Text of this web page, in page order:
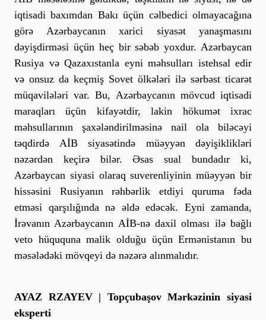
iqtisadi baxımdan Bakı üçün cəlbedici olmayacağına
görə Azərbaycanın xarici siyasət yanaşmasını
dəyişdirməsi üçün heç bir səbəb yoxdur. Azərbaycan
Rusiya və Qazaxıstanla eyni məhsulları istehsal edir
və onsuz da keçmiş Sovet ölkələri ilə sərbəst ticarət
müqavilələri var. Bu, Azərbaycanın mövcud iqtisadi
maraqları üçün kifayətdir, lakin hökumət ixrac
məhsullarının şaxələndirilməsinə nail ola biləcəyi
təqdirdə AİB siyasətində müəyyən dəyişiklikləri
nəzərdən keçirə bilər. Əsas sual bundadır ki,
Azərbaycan siyasi olaraq suverenliyinin müəyyən bir
hissəsini Rusiyanın rəhbərlik etdiyi quruma fəda
etməsi qarşılığında nə əldə edəcək. Eyni zamanda,
İrəvanın Azərbaycanın AİB-nə daxil olması ilə bağlı
veto hüququna malik olduğu üçün Ermənistanın bu
məsələdəki mövqeyi də nəzərə alınmalıdır.
AYAZ RZAYEV | Topçubaşov Mərkəzinin siyasi
eksperti